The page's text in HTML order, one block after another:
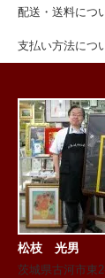
配送・送料につ
支払い方法につ
松枝 光男
茨城県古河市東